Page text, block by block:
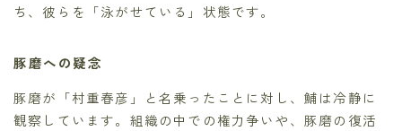
ち、彼らを「泳がせている」状態です。
豚磨への疑念
豚磨が「村重春彦」と名乗ったことに対し、鯆は冷静に
観察しています。組織の中での権力争いや、豚磨の復活